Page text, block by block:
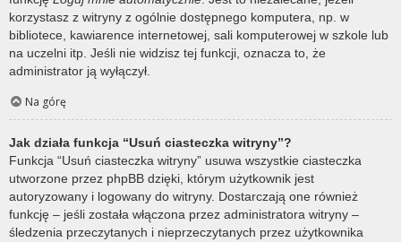
korzystasz z witryny z ogólnie dostępnego komputera, np. w
bibliotece, kawiarence internetowej, sali komputerowej w szkole lub
na uczelni itp. Jeśli nie widzisz tej funkcji, oznacza to, że
administrator ją wyłączył.
Na górę
Jak działa funkcja “Usuń ciasteczka witryny”?
Funkcja “Usuń ciasteczka witryny” usuwa wszystkie ciasteczka
utworzone przez phpBB dzięki, którym użytkownik jest
autoryzowany i logowany do witryny. Dostarczają one również
funkcję – jeśli została włączona przez administratora witryny –
śledzenia przeczytanych i nieprzeczytanych przez użytkownika